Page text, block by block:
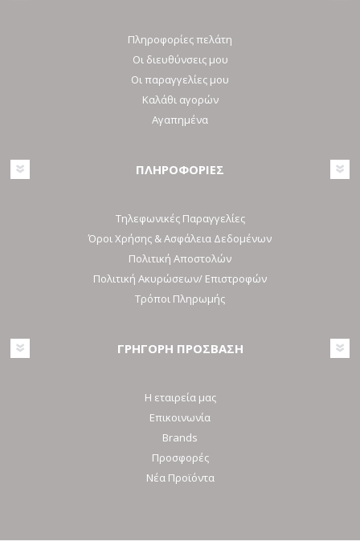
Πληροφορίες πελάτη
Οι διευθύνσεις μου
Οι παραγγελίες μου
Καλάθι αγορών
Αγαπημένα
ΠΛΗΡΟΦΟΡΙΕΣ
Τηλεφωνικές Παραγγελίες
Όροι Χρήσης & Ασφάλεια Δεδομένων
Πολιτική Αποστολών
Πολιτική Ακυρώσεων/ Επιστροφών
Τρόποι Πληρωμής
ΓΡΗΓΟΡΗ ΠΡΟΣΒΑΣΗ
Η εταιρεία μας
Επικοινωνία
Brands
Προσφορές
Νέα Προϊόντα